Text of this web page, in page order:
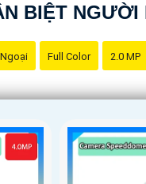
BIỆT NGƯỜI
Full Color 2.0 MP